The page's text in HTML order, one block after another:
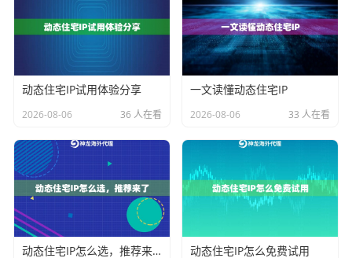
如大型跨境电商集团或国际广告代理公司，IP池的地理
覆盖广度和纯净度则更为重要。企业级动态住宅IP套餐
通常覆盖全球200多个国家和地区，每日提供海量实时去
重IP，确保资源的广泛性和纯净性，能够支持企业在全
球范围内进行高并发访问和多账号精细化运营。
维度二：业务场景的精准匹配
不同的业务场景对IP的属性、时效和定位精度有着截然
不同的要求。选型的核心在于理解业务本质，并选择最
能满足其特定需求的产品特性。
动态住宅IP试用体验分享
2026-08-06 36 人在看
一文读懂动态住宅IP
2026-08-06 33 人在看
动态住宅IP怎么选，推荐来了 动态住宅IP怎么免费试用